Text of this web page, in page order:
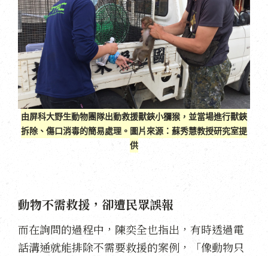
由屏科大野生動物團隊出動救援獸鋏小獼猴，並當場進行獸鋏
拆除、傷口消毒的簡易處理。圖片來源：蘇秀慧教授研究室提
供
動物不需救援，卻遭民眾誤報
而在詢問的過程中，陳奕全也指出，有時透過電
話溝通就能排除不需要救援的案例，「像動物只